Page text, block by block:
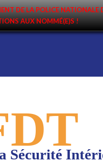
DE LA POLICE NATIONALE
AUX NOMMÉ(E)S !
Sécurité